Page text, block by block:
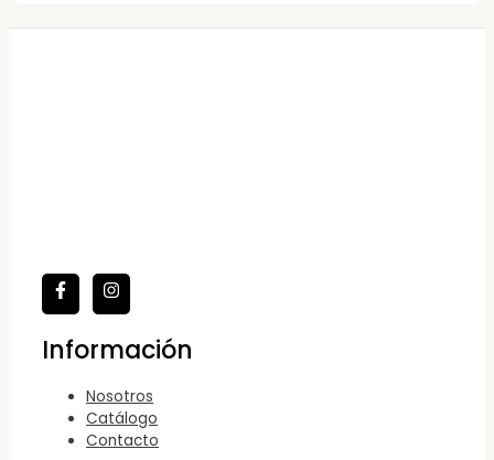
Información
Nosotros
Catálogo
Contacto